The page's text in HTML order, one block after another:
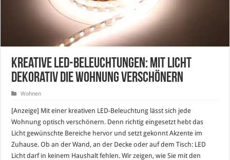
Kreative LED-Beleuchtungen: Mit Licht
dekorativ die Wohnung verschönern
Wohnen
[Anzeige] Mit einer kreativen LED-Beleuchtung lässt sich jede
Wohnung optisch verschönern. Denn richtig eingesetzt hebt das
Licht gewünschte Bereiche hervor und setzt gekonnt Akzente im
Zuhause. Ob an der Wand, an der Decke oder auf dem Tisch: LED
Licht darf in keinem Haushalt fehlen. Wir zeigen, wie Sie mit den